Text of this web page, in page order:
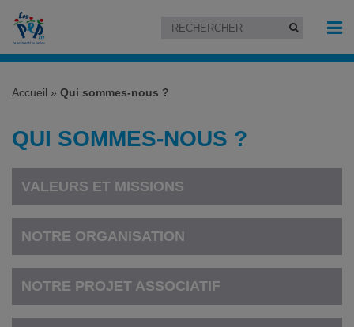
Accueil » Qui sommes-nous ?
QUI SOMMES-NOUS ?
VALEURS ET MISSIONS
NOTRE ORGANISATION
NOTRE PROJET ASSOCIATIF